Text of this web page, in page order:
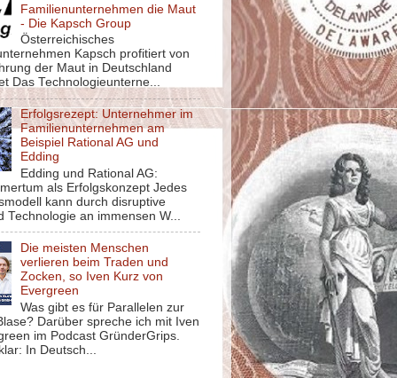
Familienunternehmen die Maut
- Die Kapsch Group
Österreichisches
Kapsch profitiert von
der Maut in Deutschland
Das Technologieunterne...
Erfolgsrezept: Unternehmer im
Familienunternehmen am
Beispiel Rational AG und
Edding
Edding und Rational AG:
als Erfolgskonzept Jedes
kann durch disruptive
Technologie an immensen W...
Die meisten Menschen
verlieren beim Traden und
Zocken, so Iven Kurz von
Evergreen
Was gibt es für Parallelen zur
Darüber spreche ich mit Iven
im Podcast GründerGrips.
In Deutsch...